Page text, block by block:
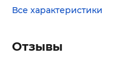
Все характеристики
Отзывы